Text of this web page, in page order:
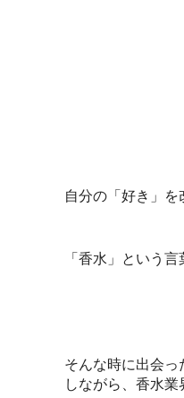
自分の「好き」を
「香水」という
そんな時に出会っ
しながら、香水業